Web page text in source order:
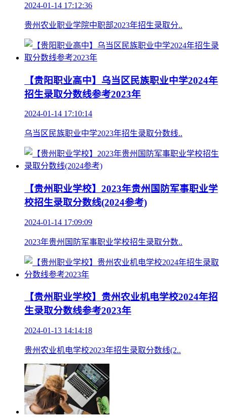
2024-01-14 17:12:36
贵州农业职业学院中职部2023年招生录取分..
【贵阳职业高中】乌当区民族职业中学2024年
招生录取分数线参考2023年
2024-01-14 17:10:14
乌当区民族职业中学2023年招生录取分数线..
【贵州职业学校】2023年贵州国防军事职业学
校招生录取分数线(2024参考)
2024-01-14 17:09:09
2023年贵州国防军事职业学校招生录取分数..
【贵州职业学校】贵州农业机电学校2024年招
生录取分数线参考2023年
2024-01-13 14:14:18
贵州农业机电学校2023年招生录取分数线(2..